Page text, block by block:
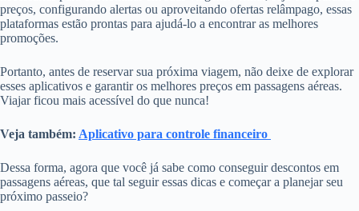
preços, configurando alertas ou aproveitando ofertas relâmpago, essas
plataformas estão prontas para ajudá-lo a encontrar as melhores
promoções.
Portanto, antes de reservar sua próxima viagem, não deixe de explorar
esses aplicativos e garantir os melhores preços em passagens aéreas.
Viajar ficou mais acessível do que nunca!
Veja também: Aplicativo para controle financeiro
Dessa forma, agora que você já sabe como conseguir descontos em
passagens aéreas, que tal seguir essas dicas e começar a planejar seu
próximo passeio?